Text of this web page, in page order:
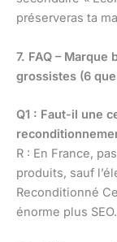
préserveras ta
7. FAQ –
grossistes (6
Q1 : Faut-il une
R : En France,
produits, sauf
Reconditionné
énorme plus SEO.